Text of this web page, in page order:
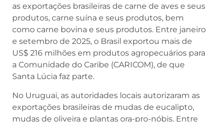
as exportações brasileiras de carne de aves e seus
produtos, carne suína e seus produtos, bem
como carne bovina e seus produtos. Entre janeiro
e setembro de 2025, o Brasil exportou mais de
US$ 216 milhões em produtos agropecuários para
a Comunidade do Caribe (CARICOM), de que
Santa Lúcia faz parte.
No Uruguai, as autoridades locais autorizaram as
exportações brasileiras de mudas de eucalipto,
mudas de oliveira e plantas ora-pro-nóbis. Entre